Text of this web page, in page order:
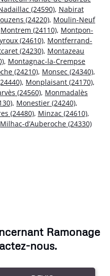
(24590), Nabirat
(24220), Moulin-Neuf
Montrem (24110), Montpon-
(24610), Montferrand-
(24230), Montazeau
, Montagnac-la-Crempse
(24210), Monsec (24340),
, Monplaisant (24170),
(24560), Monmadalès
, Monestier (24240),
(24480), Minzac (24610),
Milhac-d’Auberoche (24330)
Ramonage
nous.